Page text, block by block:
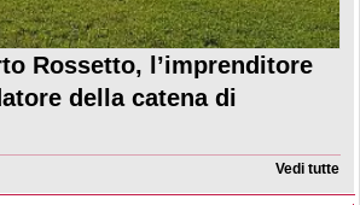
Rossetto, l’imprenditore
della catena di
Vedi tutte